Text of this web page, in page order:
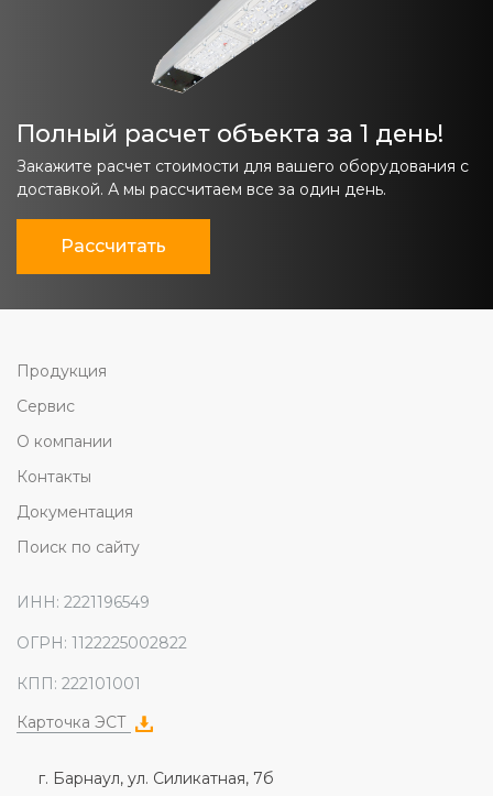
Полный расчет объекта за 1 день!
Закажите расчет стоимости для вашего оборудования с
доставкой. А мы рассчитаем все за один день.
Рассчитать
Продукция
Сервис
О компании
Контакты
Документация
Поиск по сайту
ИНН: 2221196549
ОГРН: 1122225002822
КПП: 222101001
Карточка ЭСТ
г. Барнаул, ул. Силикатная, 7б